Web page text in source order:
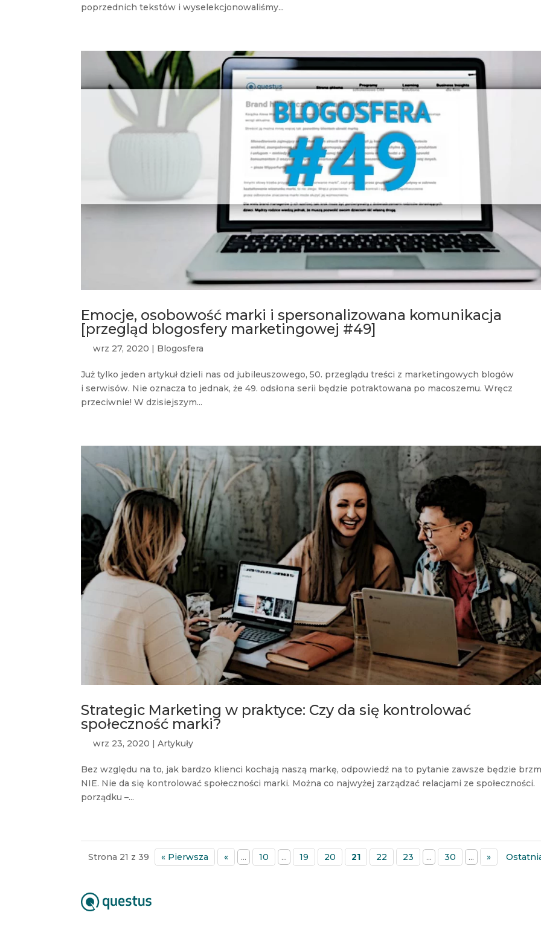
poprzednich tekstów i wyselekcjonowaliśmy...
Emocje, osobowość marki i spersonalizowana komunikacja
[przegląd blogosfery marketingowej #49]
wrz 27, 2020 | Blogosfera
Już tylko jeden artykuł dzieli nas od jubileuszowego, 50. przeglądu treści z marketingowych blogów
i serwisów. Nie oznacza to jednak, że 49. odsłona serii będzie potraktowana po macoszemu. Wręcz
przeciwnie! W dzisiejszym...
Strategic Marketing w praktyce: Czy da się kontrolować
społeczność marki?
wrz 23, 2020 |Artykuły
Bez względu na to, jak bardzo klienci kochają naszą markę, odpowiedź na to pytanie zawsze będzie
NIE. Nie da się kontrolować społeczności marki. Można co najwyżej zarządzać relacjami ze
porządku –...
Strona 21 z 39 « Pierwsza « ... 10 ... 19 20 21 22 23 ... 30 ... »